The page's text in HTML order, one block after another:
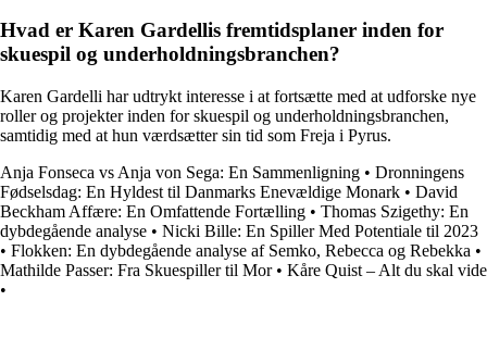
Hvad er Karen Gardellis fremtidsplaner inden for
skuespil og underholdningsbranchen?
Karen Gardelli har udtrykt interesse i at fortsætte med at udforske nye
roller og projekter inden for skuespil og underholdningsbranchen,
samtidig med at hun værdsætter sin tid som Freja i Pyrus.
Anja Fonseca vs Anja von Sega: En Sammenligning • Dronningens
Fødselsdag: En Hyldest til Danmarks Enevældige Monark • David
Beckham Affære: En Omfattende Fortælling • Thomas Szigethy: En
dybdegående analyse • Nicki Bille: En Spiller Med Potentiale til 2023
• Flokken: En dybdegående analyse af Semko, Rebecca og Rebekka •
Mathilde Passer: Fra Skuespiller til Mor• Kåre Quist – Alt du skal vide
•